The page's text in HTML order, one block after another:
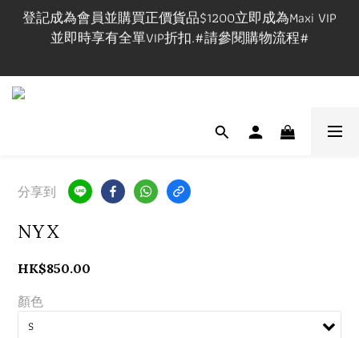
登記成為會員並購買正價貨品$1200立即成為Maxi VIP
並即時享有全單VIP折扣.#請參閱購物流程#
登記成為會員並購買正價貨品$1200立即成為Maxi VIP
並即時享有全單VIP折扣.#請參閱購物流程#
7pm ,請先查詢休店日📲
登記成為會員並購買正價貨品$1200立即成為Maxi VIP
並即時享有全單VIP折扣.#請參閱購物流程#
分享到
NYX
HK$850.00
顏色